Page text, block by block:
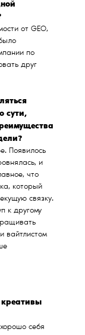
от GEO,
по
друг
сути,
Появилось
и
что
который
связку.
к другому
вайтлистом
креативы
себя